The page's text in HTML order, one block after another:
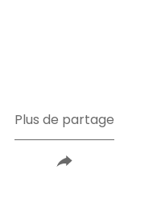
Plus de partage